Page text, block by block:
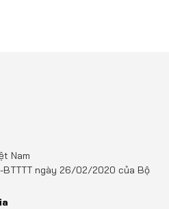
Nam
BTTTT ngày 26/02/2020 của Bộ